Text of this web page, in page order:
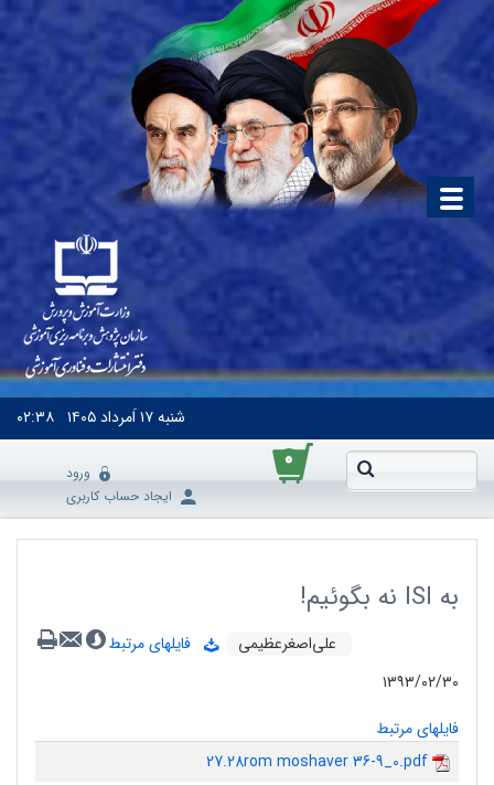
شنبه۱۷ اَمرداد ۱۴۰۵ ۰۲:۳۸
۰
ورود
ایجاد حساب کاربری
به ISI نه بگوئیم!
علی‌اصغرعظیمی
فایلهای مرتبط
۱۳۹۳/۰۲/۳۰
فایلهای مرتبط
27.28rom moshaver 36-9_0.pdf